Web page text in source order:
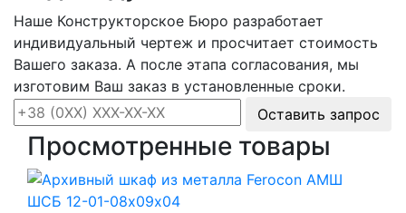
Наше Конструкторское Бюро разработает
индивидуальный чертеж и просчитает стоимость
Вашего заказа. А после этапа согласования, мы
изготовим Ваш заказ в установленные сроки.
Оставить запрос
Просмотренные товары